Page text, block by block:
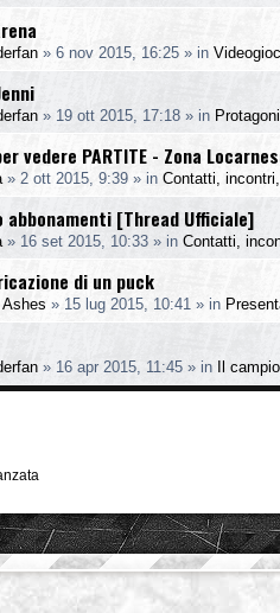
» 6 nov 2015, 16:25 » in
» 19 ott 2015, 17:18 » in
vedere PARTITE - Zona
» 2 ott 2015, 9:39 » in Contatti,
abbonamenti [Thread Ufficiale]
» 16 set 2015, 10:33 » in Contatti,
di un puck
Ashes » 15 lug 2015, 10:41 » in
» 16 apr 2015, 11:45 » in Il